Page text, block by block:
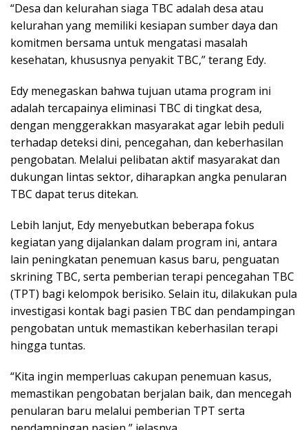
“Desa dan kelurahan siaga TBC adalah desa atau
kelurahan yang memiliki kesiapan sumber daya dan
komitmen bersama untuk mengatasi masalah
kesehatan, khususnya penyakit TBC,” terang Edy.
Edy menegaskan bahwa tujuan utama program ini
adalah tercapainya eliminasi TBC di tingkat desa,
dengan menggerakkan masyarakat agar lebih peduli
terhadap deteksi dini, pencegahan, dan keberhasilan
pengobatan. Melalui pelibatan aktif masyarakat dan
dukungan lintas sektor, diharapkan angka penularan
TBC dapat terus ditekan.
Lebih lanjut, Edy menyebutkan beberapa fokus
kegiatan yang dijalankan dalam program ini, antara
lain peningkatan penemuan kasus baru, penguatan
skrining TBC, serta pemberian terapi pencegahan TBC
(TPT) bagi kelompok berisiko. Selain itu, dilakukan pula
investigasi kontak bagi pasien TBC dan pendampingan
pengobatan untuk memastikan keberhasilan terapi
hingga tuntas.
“Kita ingin memperluas cakupan penemuan kasus,
memastikan pengobatan berjalan baik, dan mencegah
penularan baru melalui pemberian TPT serta